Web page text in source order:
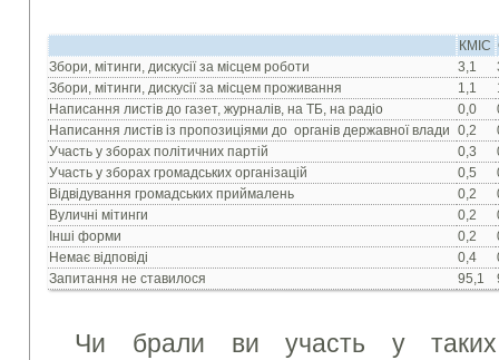
КМІС
Збори, мітинги, дискусії за місцем роботи
3,1
Збори, мітинги, дискусії за місцем проживання
1,1
Написання листів до газет, журналів, на ТБ, на радіо
0,0
Написання листів із пропозиціями до органів державної влади
0,2
Участь у зборах політичних партій
0,3
Участь у зборах громадських організацій
0,5
Відвідування громадських приймалень
0,2
Вуличні мітинги
0,2
Інші форми
0,2
Немає відповіді
0,4
Запитання не ставилося
95,1
Чи брали ви участь у таких